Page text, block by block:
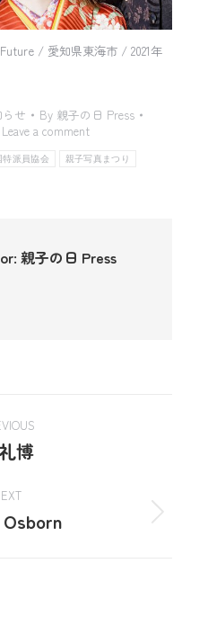
/ 愛知県東海市 / 2021年
らせ By 親子の日 Press
Leave a comment
特派員協会 親子写真まつり
親子の日 Press
博